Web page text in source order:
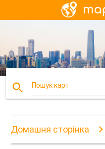
search Пошук карт
Домашня сторінка